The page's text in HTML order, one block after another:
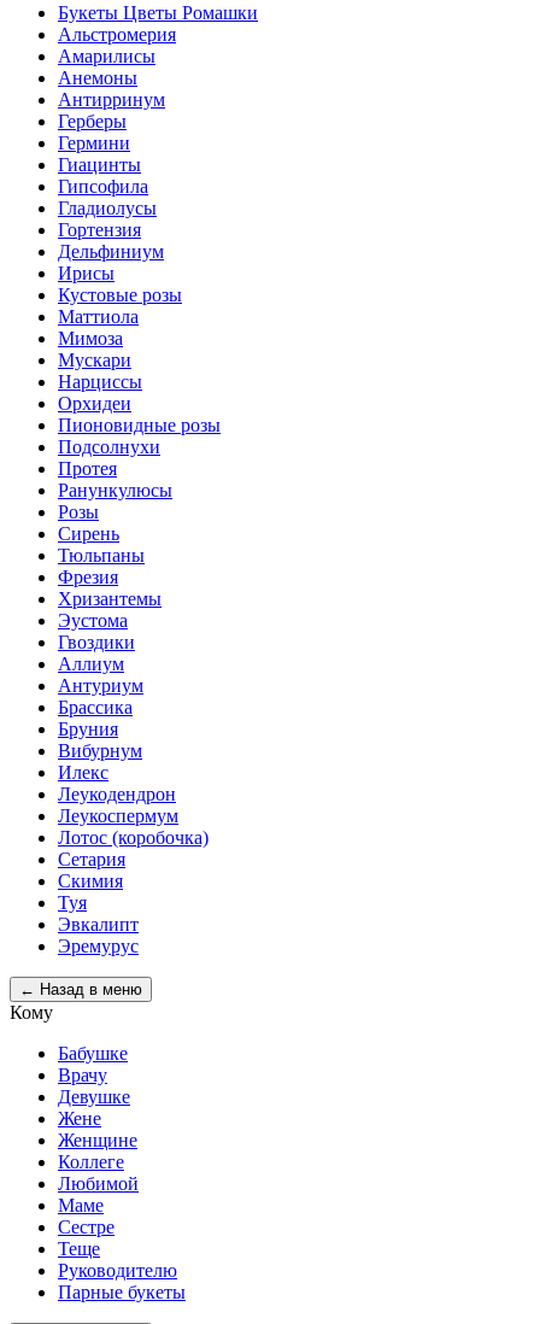
Букеты Цветы Ромашки
Альстромерия
Амарилисы
Анемоны
Антирринум
Герберы
Гермини
Гиацинты
Гипсофила
Гладиолусы
Гортензия
Дельфиниум
Ирисы
Кустовые розы
Маттиола
Мимоза
Мускари
Нарциссы
Орхидеи
Пионовидные розы
Подсолнухи
Протея
Ранункулюсы
Розы
Сирень
Тюльпаны
Фрезия
Хризантемы
Эустома
Гвоздики
Аллиум
Антуриум
Брассика
Бруния
Вибурнум
Илекс
Леукодендрон
Леукоспермум
Лотос (коробочка)
Сетария
Скимия
Туя
Эвкалипт
Эремурус
← Назад в меню
Кому
Бабушке
Врачу
Девушке
Жене
Женщине
Коллеге
Любимой
Маме
Сестре
Теще
Руководителю
Парные букеты